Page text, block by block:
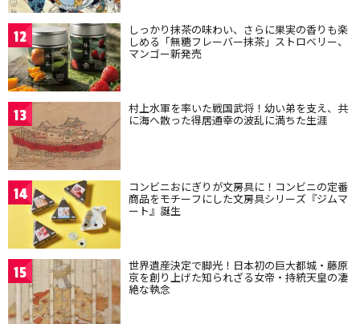
12 しっかり抹茶の味わい、さらに果実の香りも楽
しめる「無糖フレーバー抹茶」ストロベリー、
マンゴー新発売
13 村上水軍を率いた戦国武将！幼い弟を支え、共
に海へ散った得居通幸の波乱に満ちた生涯
14 コンビニおにぎりが文房具に！コンビニの定番
商品をモチーフにした文房具シリーズ『ジムマ
ート』誕生
15 世界遺産決定で脚光！日本初の巨大都城・藤原
京を創り上げた知られざる女帝・持統天皇の凄
絶な執念